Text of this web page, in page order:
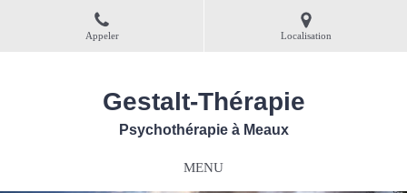
Appeler Localisation
Gestalt-Thérapie
Psychothérapie à Meaux
MENU